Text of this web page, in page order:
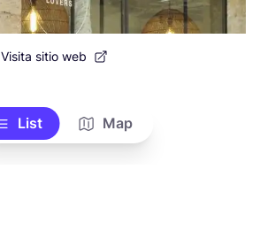
Visita sitio web
List Map